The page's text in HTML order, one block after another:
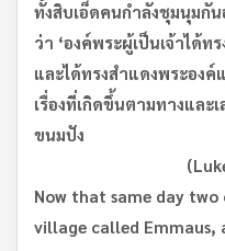
ทั้งสิบเอ็ดคนกำลังชุมนุมกั
ว่า ‘องค์พระผู้เป็นเจ้าได้
และได้ทรงสำแดงพระองค์
เรื่องที่เกิดขึ้นตามทางและ
ขนมปัง
Now that same day
village called Emmaus,